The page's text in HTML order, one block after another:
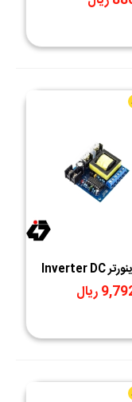
ماژول اینورتر Inverter DC
To
ریال